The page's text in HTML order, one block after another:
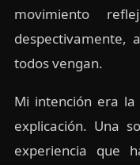
movimiento
despectivamente,
todos vengan.
Mi intención era
explicación. Una
experiencia que